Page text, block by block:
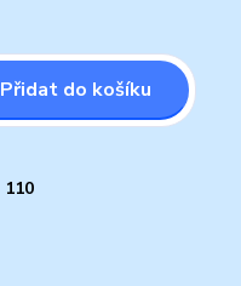
Přidat do košíku
110